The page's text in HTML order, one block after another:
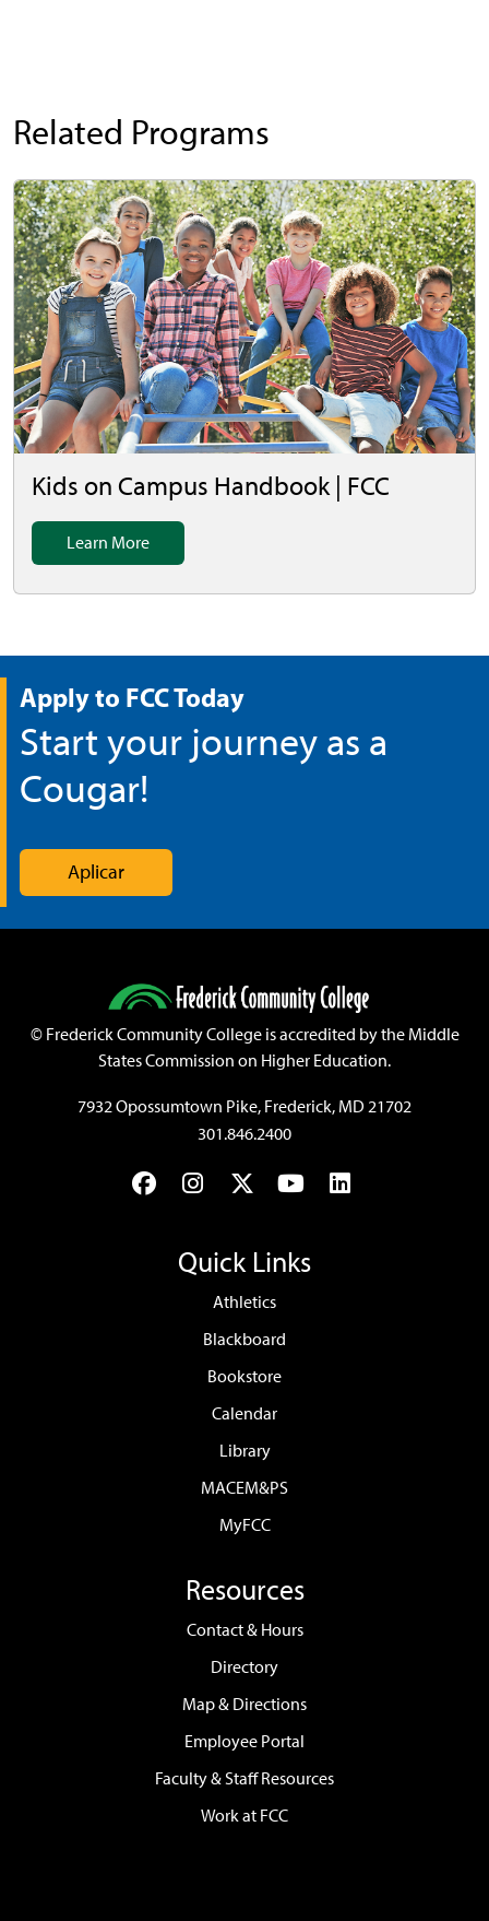
Related Programs
Kids on Campus Handbook | FCC
Learn More
Apply to FCC Today
Start your journey as a
Cougar!
Aplicar
©Frederick Community College is accredited by the Middle
States Commission on Higher Education.
7932 Opossumtown Pike, Frederick, MD 21702
301.846.2400
FacebookInstagram
TwitterYouTubeLinkedIn
Quick Links
Athletics
Blackboard
Bookstore
Calendar
Library
MACEM&PS
MyFCC
Resources
Contact & Hours
Directory
Map & Directions
Employee Portal
Faculty & Staff Resources
Work at FCC